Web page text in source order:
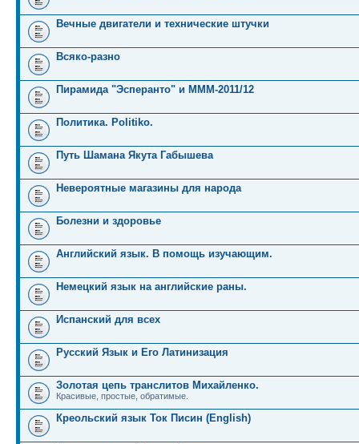
Вечные двигатели и технические штучки
Всяко-разно
Пирамида "Эсперанто" и MMM-2011/12
Политика. Politiko.
Путь Шамана Якута Габышева
Невероятные магазины для народа
Болезни и здоровье
Английский язык. В помощь изучающим.
Немецкий язык на английские раны.
Испанский для всех
Русский Язык и Его Латинизация
Золотая цепь транслитов Михайленко.
Красивые, простые, обратимые.
Креольский язык Ток Писин (English)